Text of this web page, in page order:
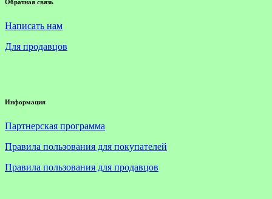
Обратная связь
Написать нам
Для продавцов
Информация
Партнерская программа
Правила пользования для покупателей
Правила пользования для продавцов